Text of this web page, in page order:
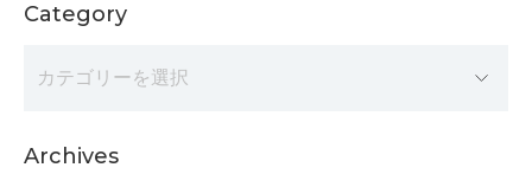
Category
Archives